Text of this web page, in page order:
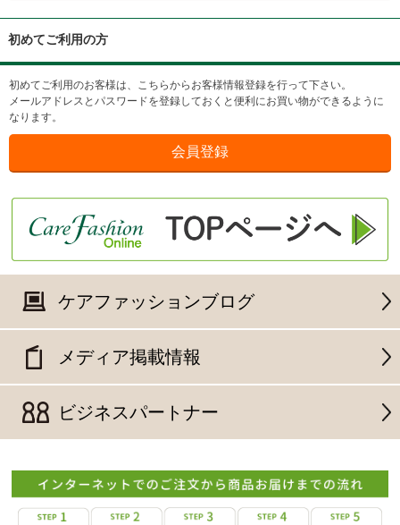
初めてご利用の方
初めてご利用のお客様は、こちらからお客様情報登録を行って下さい。
メールアドレスとパスワードを登録しておくと便利にお買い物ができるように
なります。
ケアファッションブログ
メディア掲載情報
ビジネスパートナー